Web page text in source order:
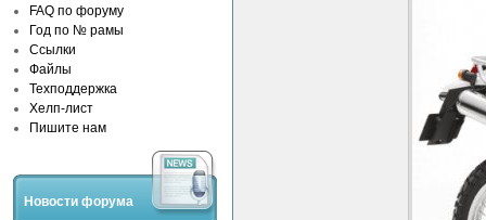
FAQ по форуму
Год по № рамы
Ссылки
Файлы
Техподдержка
Хелп-лист
Пишите нам
Новости форума